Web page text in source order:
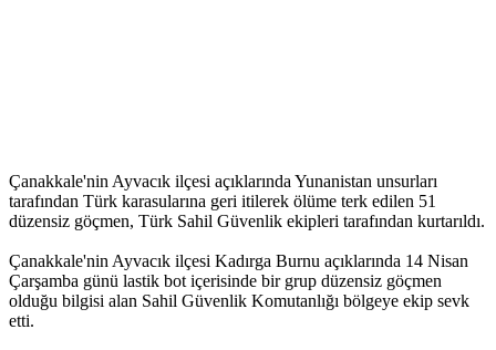
Çanakkale'nin Ayvacık ilçesi açıklarında Yunanistan unsurları
tarafından Türk karasularına geri itilerek ölüme terk edilen 51
düzensiz göçmen, Türk Sahil Güvenlik ekipleri tarafından kurtarıldı.
Çanakkale'nin Ayvacık ilçesi Kadırga Burnu açıklarında 14 Nisan
Çarşamba günü lastik bot içerisinde bir grup düzensiz göçmen
olduğu bilgisi alan Sahil Güvenlik Komutanlığı bölgeye ekip sevk
etti.